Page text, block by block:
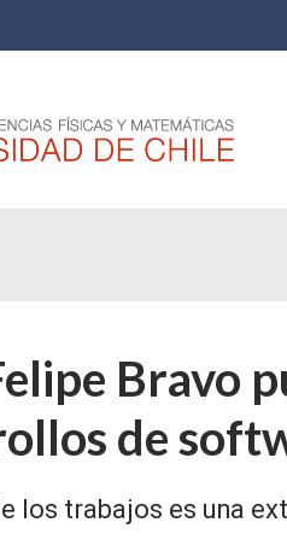
Bravo
de
los trabajos es una